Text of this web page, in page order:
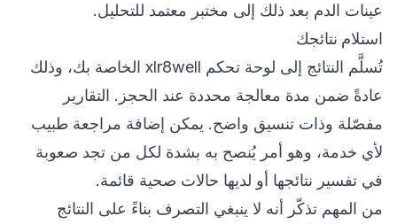
عينات الدم بعد ذلك إلى مختبر معتمد للتحليل.
استلام نتائجك
تُسلَّم النتائج إلى لوحة تحكم xlr8well الخاصة بك، وذلك
عادةً ضمن مدة معالجة محددة عند الحجز. التقارير
مفصّلة وذات تنسيق واضح. يمكن إضافة مراجعة طبيب
لأي خدمة، وهو أمر يُنصح به بشدة لكل من تجد صعوبة
في تفسير نتائجها أو لديها حالات صحية قائمة.
من المهم تذكّر أنه لا ينبغي التصرف بناءً على النتائج